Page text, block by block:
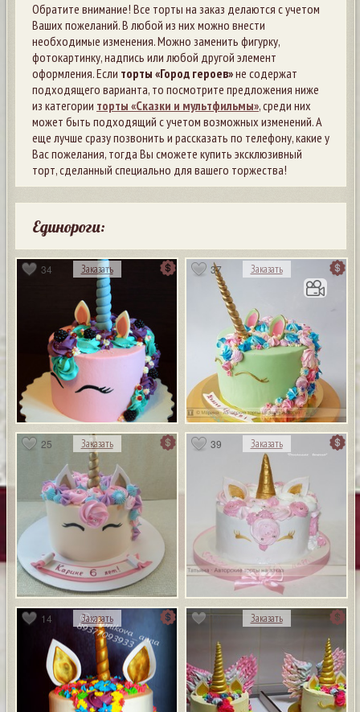
Обратите внимание! Все торты на заказ делаются с учетом
Ваших пожеланий. В любой из них можно внести
необходимые изменения. Можно заменить фигурку,
фотокартинку, надпись или любой другой элемент
оформления. Если торты «Город героев»не содержат
подходящего варианта, то посмотрите предложения ниже
из категории торты «Сказки и мультфильмы», среди них
может быть подходящий с учетом возможных изменений. А
еще лучше сразу позвонить и рассказать по телефону, какие у
Вас пожелания, тогда Вы сможете купить эксклюзивный
торт, сделанный специально для вашего торжества!
Единороги:
34 Заказать 37 Заказать
25 Заказать 39 Заказать
14 Заказать 10 Заказать